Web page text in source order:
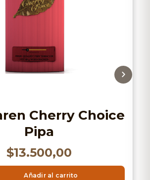
Cherry Choice
Pipa
$13.500,00
Añadir al carrito